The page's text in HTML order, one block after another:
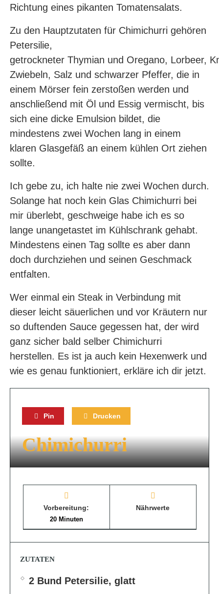
Richtung eines pikanten Tomatensalats.
Zu den Hauptzutaten für Chimichurri gehören
Petersilie,
getrockneter Thymian und Oregano, Lorbeer,
Zwiebeln, Salz und schwarzer Pfeffer, die in
einem Mörser fein zerstoßen werden und
anschließend mit Öl und Essig vermischt, bis
sich eine dicke Emulsion bildet, die
mindestens zwei Wochen lang in einem
klaren Glasgefäß an einem kühlen Ort ziehen
sollte.
Ich gebe zu, ich halte nie zwei Wochen durch.
Solange hat noch kein Glas Chimichurri bei
mir überlebt, geschweige habe ich es so
lange unangetastet im Kühlschrank gehabt.
Mindestens einen Tag sollte es aber dann
doch durchziehen und seinen Geschmack
entfalten.
Wer einmal ein Steak in Verbindung mit
dieser leicht säuerlichen und vor Kräutern nur
so duftenden Sauce gegessen hat, der wird
ganz sicher bald selber Chimichurri
herstellen. Es ist ja auch kein Hexenwerk und
wie es genau funktioniert, erkläre ich dir jetzt.
Pin Drucken
Chimichurri
Vorbereitung:
20 Minuten
Nährwerte
ZUTATEN
2 Bund Petersilie, glatt